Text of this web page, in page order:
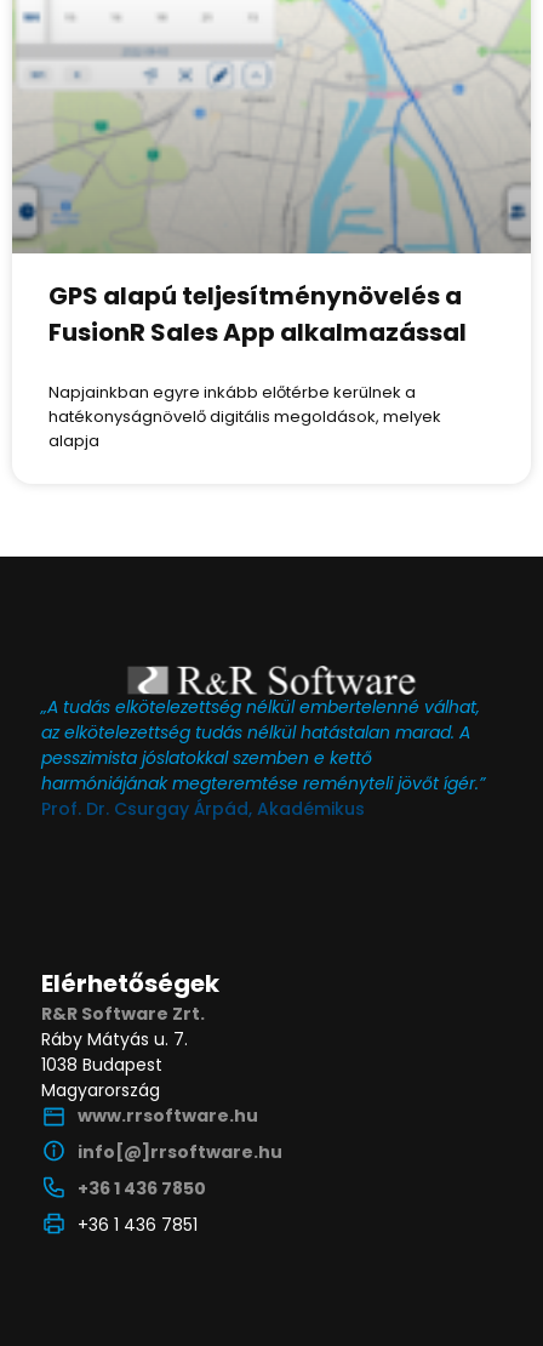
GPS alapú teljesítménynövelés a
FusionR Sales App alkalmazással
Napjainkban egyre inkább előtérbe kerülnek a
hatékonyságnövelő digitális megoldások, melyek
alapja
„A tudás elkötelezettség nélkül embertelenné válhat,
az elkötelezettség tudás nélkül hatástalan marad. A
pesszimista jóslatokkal szemben e kettő
harmóniájának megteremtése reményteli jövőt ígér.”
Prof. Dr. Csurgay Árpád, Akadémikus
Elérhetőségek
R&R Software Zrt.
Ráby Mátyás u. 7.
1038 Budapest
Magyarország
www.rrsoftware.hu
info[@]rrsoftware.hu
+36 1 436 7850
+36 1 436 7851